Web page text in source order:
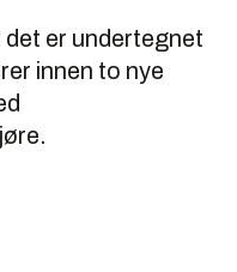
er undertegnet
innen to nye